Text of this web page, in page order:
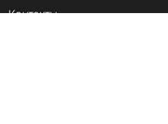
Контакты